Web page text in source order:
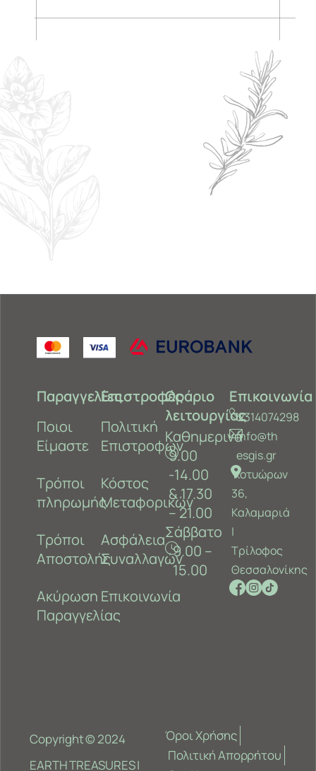
.
Παραγγελίες
Ποιοι
Είμαστε
Τρόποι
πληρωμής
Τρόποι
Αποστολής
Ακύρωση
Παραγγελίας
Επιστροφές
Πολιτική
Επιστροφών
Κόστος
Μεταφορικών
Ασφάλεια
Συναλλαγών
Επικοινωνία
Ωράριο
λειτουργίας
Καθημερινά
9.00
-14.00
& 17.30
– 21.00
Σάββατο
9.00 –
15.00
Επικοινωνία
2314074298
info@th
esgis.gr
Κοτυώρων
36,
Καλαμαριά
‎|
Τρίλοφος
Θεσσαλονίκης
Copyright © 2024
EARTH TREASURES |
Όροι Χρήσης
Πολιτική Απορρήτου